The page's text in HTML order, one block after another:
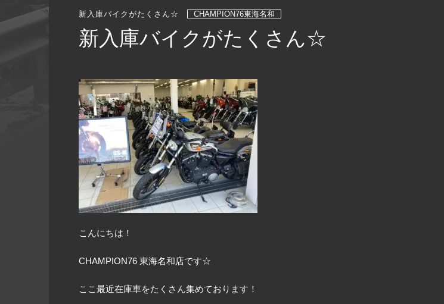
新入庫バイクがたくさん☆ CHAMPION76東海名和
新入庫バイクがたくさん☆
こんにちは！
CHAMPION76 東海名和店です☆
ここ最近在庫車をたくさん集めております！